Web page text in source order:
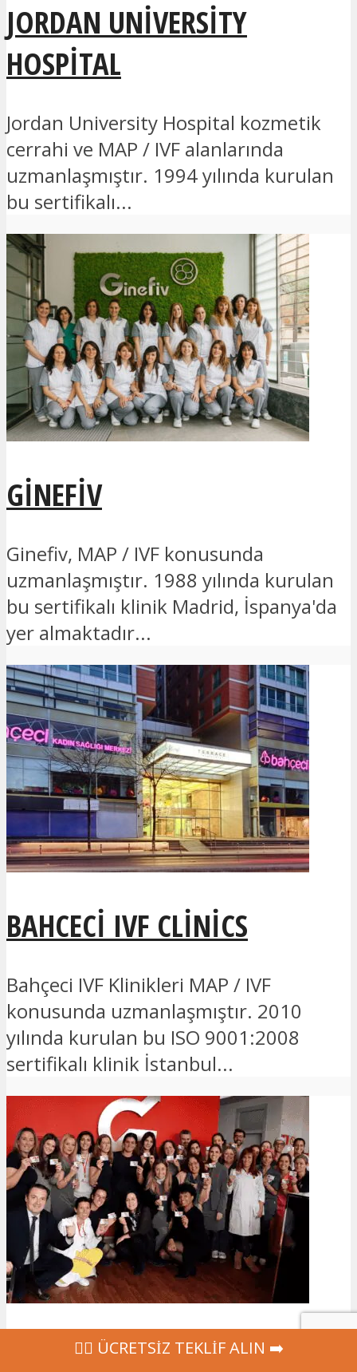
JORDAN UNIVERSITY
HOSPITAL
Jordan University Hospital kozmetik
cerrahi ve MAP / IVF alanlarında
uzmanlaşmıştır. 1994 yılında kurulan
bu sertifikalı...
GINEFIV
Ginefiv, MAP / IVF konusunda
uzmanlaşmıştır. 1988 yılında kurulan
bu sertifikalı klinik Madrid, İspanya'da
yer almaktadır...
BAHCECI IVF CLINICS
Bahçeci IVF Klinikleri MAP / IVF
konusunda uzmanlaşmıştır. 2010
yılında kurulan bu ISO 9001:2008
sertifikalı klinik İstanbul...
GINEMED‍👩‍⚕ ÜCRETSİZ TEKLİF ALIN ➡️